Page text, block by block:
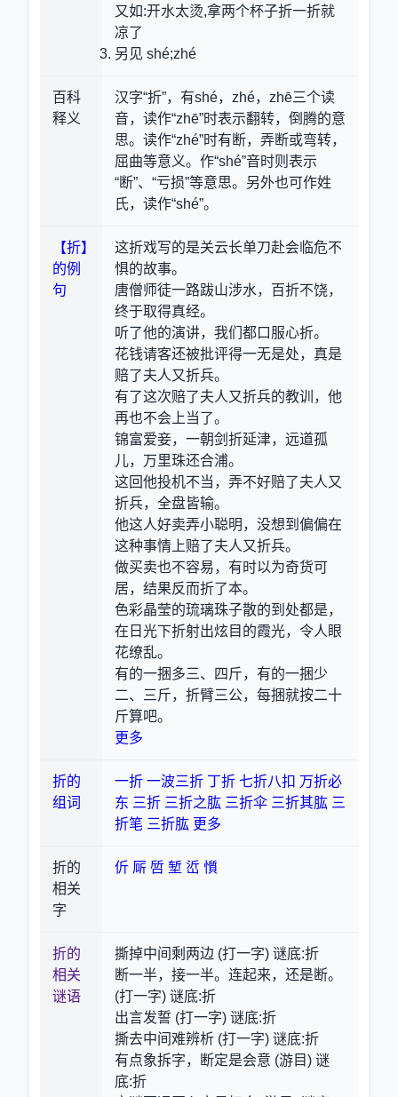
又如:开水太烫,拿两个杯子折一折就
凉了
另见 shé;zhé
百科
释义
汉字“折”，有shé，zhé，zhē三个读
音，读作“zhē”时表示翻转，倒腾的意
思。读作“zhé”时有断，弄断或弯转，
屈曲等意义。作“shé”音时则表示
“断”、“亏损”等意思。另外也可作姓
氏，读作“shé”。
【折】
的例
句
这折戏写的是关云长单刀赴会临危不
惧的故事。
唐僧师徒一路跋山涉水，百折不饶，
终于取得真经。
听了他的演讲，我们都口服心折。
花钱请客还被批评得一无是处，真是
赔了夫人又折兵。
有了这次赔了夫人又折兵的教训，他
再也不会上当了。
锦富爱妾，一朝剑折延津，远道孤
儿，万里珠还合浦。
这回他投机不当，弄不好赔了夫人又
折兵，全盘皆输。
他这人好卖弄小聪明，没想到偏偏在
这种事情上赔了夫人又折兵。
做买卖也不容易，有时以为奇货可
居，结果反而折了本。
色彩晶莹的琉璃珠子散的到处都是，
在日光下折射出炫目的霞光，令人眼
花缭乱。
有的一捆多三、四斤，有的一捆少
二、三斤，折臂三公，每捆就按二十
斤算吧。
更多
折的
组词
一折 一波三折 丁折 七折八扣 万折必
东 三折 三折之肱 三折伞 三折其肱 三
折笔 三折肱 更多
折的
相关
字
伒 厛 啠 堑 峾 懫
折的
相关
谜语
撕掉中间剩两边 (打一字) 谜底:折
断一半，接一半。连起来，还是断。
(打一字) 谜底:折
出言发誓 (打一字) 谜底:折
撕去中间难辨析 (打一字) 谜底:折
有点象拆字，断定是会意 (游目) 谜
底:折